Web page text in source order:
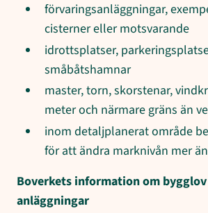
förvaringsanläggningar,
cisterner eller motsvarande
idrottsplatser,
småbåtshamnar
master, torn, skorstenar,
meter och närmare gräns än
inom detaljplanerat område
för att ändra marknivån mer
Boverkets information om
anläggningar